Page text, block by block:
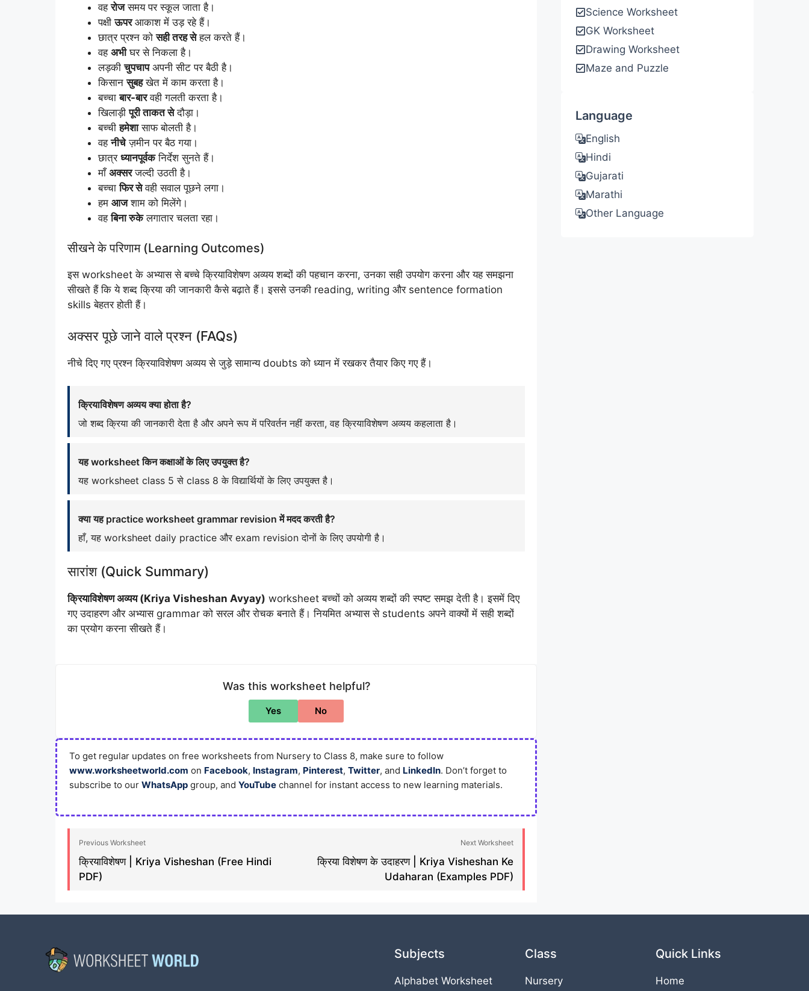
वहरोजसमय पर स्कूल जाता है।
पक्षीऊपरआकाश में उड़ रहे हैं।
छात्र प्रश्न कोसही तरह सेहल करते हैं।
वह अभीघर से निकला है।
लड़कीचुपचापअपनी सीट पर बैठी है।
किसानसुबहखेत में काम करता है।
बच्चाबार-बारवही गलती करता है।
खिलाड़ीपूरी ताकत सेदौड़ा।
बच्चीहमेशासाफ बोलती है।
वहनीचेज़मीन पर बैठ गया।
छात्र ध्यानपूर्वकनिर्देश सुनते हैं।
माँअक्सरजल्दी उठती है।
बच्चाफिर सेवही सवाल पूछने लगा।
हम आजशाम को मिलेंगे।
वहबिना रुकेलगातार चलता रहा।
सीखने के परिणाम (Learning Outcomes)
इस worksheet के अभ्यास से बच्चे क्रियाविशेषण अव्यय शब्दों की पहचान करना, उनका सही उपयोग करना और यह समझना
सीखते हैं कि ये शब्द क्रिया की जानकारी कैसे बढ़ाते हैं। इससे उनकी reading, writing और sentence formation
skills बेहतर होती हैं।
अक्सर पूछे जाने वाले प्रश्न (FAQs)
नीचे दिए गए प्रश्न क्रियाविशेषण अव्यय से जुड़े सामान्य doubts को ध्यान में रखकर तैयार किए गए हैं।
क्रियाविशेषण अव्यय क्या होता है?
जो शब्द क्रिया की जानकारी देता है और अपने रूप में परिवर्तन नहीं करता, वह क्रियाविशेषण अव्यय कहलाता है।
यह worksheet किन कक्षाओं के लिए उपयुक्त है?
यह worksheet class 5 से class 8 के विद्यार्थियों के लिए उपयुक्त है।
क्या यह practice worksheet grammar revision में मदद करती है?
हाँ, यह worksheet daily practice और exam revision दोनों के लिए उपयोगी है।
सारांश (Quick Summary)
क्रियाविशेषण अव्यय (Kriya Visheshan Avyay) worksheet बच्चों को अव्यय शब्दों की स्पष्ट समझ देती है। इसमें दिए
गए उदाहरण और अभ्यास grammar को सरल और रोचक बनाते हैं। नियमित अभ्यास से students अपने वाक्यों में सही शब्दों
का प्रयोग करना सीखते हैं।
Was this worksheet helpful?
Yes No
To get regular updates on free worksheets from Nursery to Class 8, make sure to follow
www.worksheetworld.com on Facebook, Instagram, Pinterest, Twitter, and LinkedIn. Don’t forget to
subscribe to our WhatsApp group, and YouTube channel for instant access to new learning materials.
Previous Worksheet
क्रियाविशेषण | Kriya Visheshan (Free Hindi
PDF)
Next Worksheet
क्रिया विशेषण के उदाहरण | Kriya Visheshan Ke
Udaharan (Examples PDF)
Science Worksheet
GK Worksheet
Drawing Worksheet
Maze and Puzzle
Language
English
Hindi
Gujarati
Marathi
Other Language
Subjects
Alphabet Worksheet
Class
Nursery
Quick Links
Home